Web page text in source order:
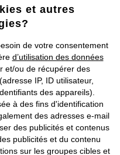
sur
susfrais de port & de service
Paramètres des cookies
le contrat
et autres
de votre consentement
d’utilisation des données
et/ou de récupérer des
IP, ID utilisateur,
des appareils).
à des fins d'identification
des adresses e-mail
des publicités et contenus
publicités et du contenu
sur les groupes cibles et